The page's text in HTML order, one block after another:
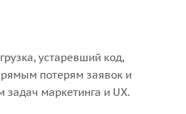
устаревший код,
потерям заявок и
маркетинга и UX.